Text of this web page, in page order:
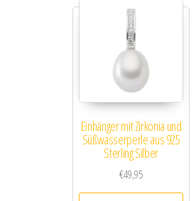
Einhänger mit Zirkonia und
Süßwasserperle aus 925
Sterling Silber
€49,95